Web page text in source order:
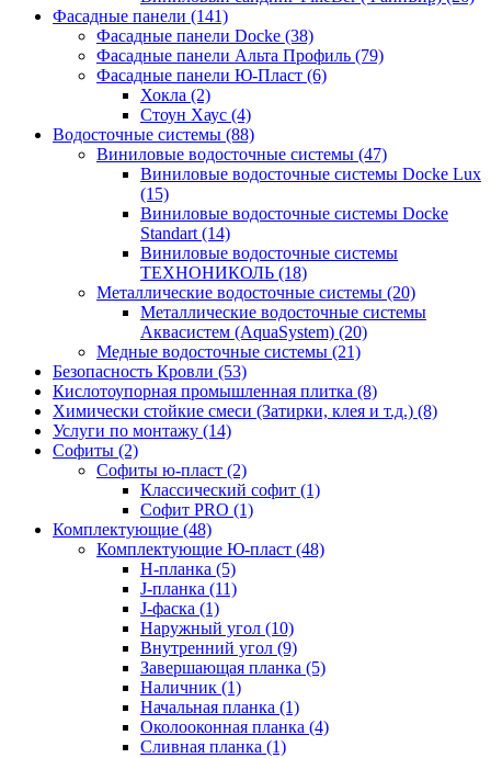
Фасадные панели (141)
Фасадные панели Docke (38)
Фасадные панели Альта Профиль (79)
Фасадные панели Ю-Пласт (6)
Хокла (2)
Стоун Хаус (4)
Водосточные системы (88)
Виниловые водосточные системы (47)
Виниловые водосточные системы Docke Lux
(15)
Виниловые водосточные системы Docke
Standart (14)
Виниловые водосточные системы
ТЕХНОНИКОЛЬ (18)
Металлические водосточные системы (20)
Металлические водосточные системы
Аквасистем (AquaSystem) (20)
Медные водосточные системы (21)
Безопасность Кровли (53)
Кислотоупорная промышленная плитка (8)
Химически стойкие смеси (Затирки, клея и т.д.) (8)
Услуги по монтажу (14)
Софиты (2)
Софиты ю-пласт (2)
Классический софит (1)
Софит PRO (1)
Комплектующие (48)
Комплектующие Ю-пласт (48)
H-планка (5)
J-планка (11)
J-фаска (1)
Наружный угол (10)
Внутренний угол (9)
Завершающая планка (5)
Наличник (1)
Начальная планка (1)
Околооконная планка (4)
Сливная планка (1)